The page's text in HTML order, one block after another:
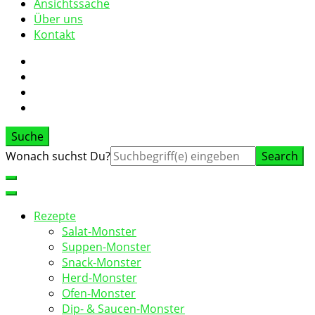
Ansichtssache
Über uns
Kontakt
Suche
Suche
Wonach suchst Du?
Rezepte
Salat-Monster
Suppen-Monster
Snack-Monster
Herd-Monster
Ofen-Monster
Dip- & Saucen-Monster